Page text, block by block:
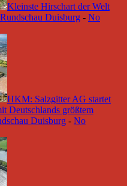
Kleinste Hirschart der Welt
Rundschau Duisburg - No
HKM: Salzgitter AG startet
Deutschlands größtem
Duisburg - No